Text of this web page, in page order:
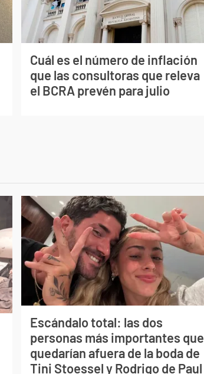
Cuál es el número de inflación
que las consultoras que releva
el BCRA prevén para julio
Escándalo total: las dos
personas más importantes que
quedarían afuera de la boda de
Tini Stoessel y Rodrigo de Paul